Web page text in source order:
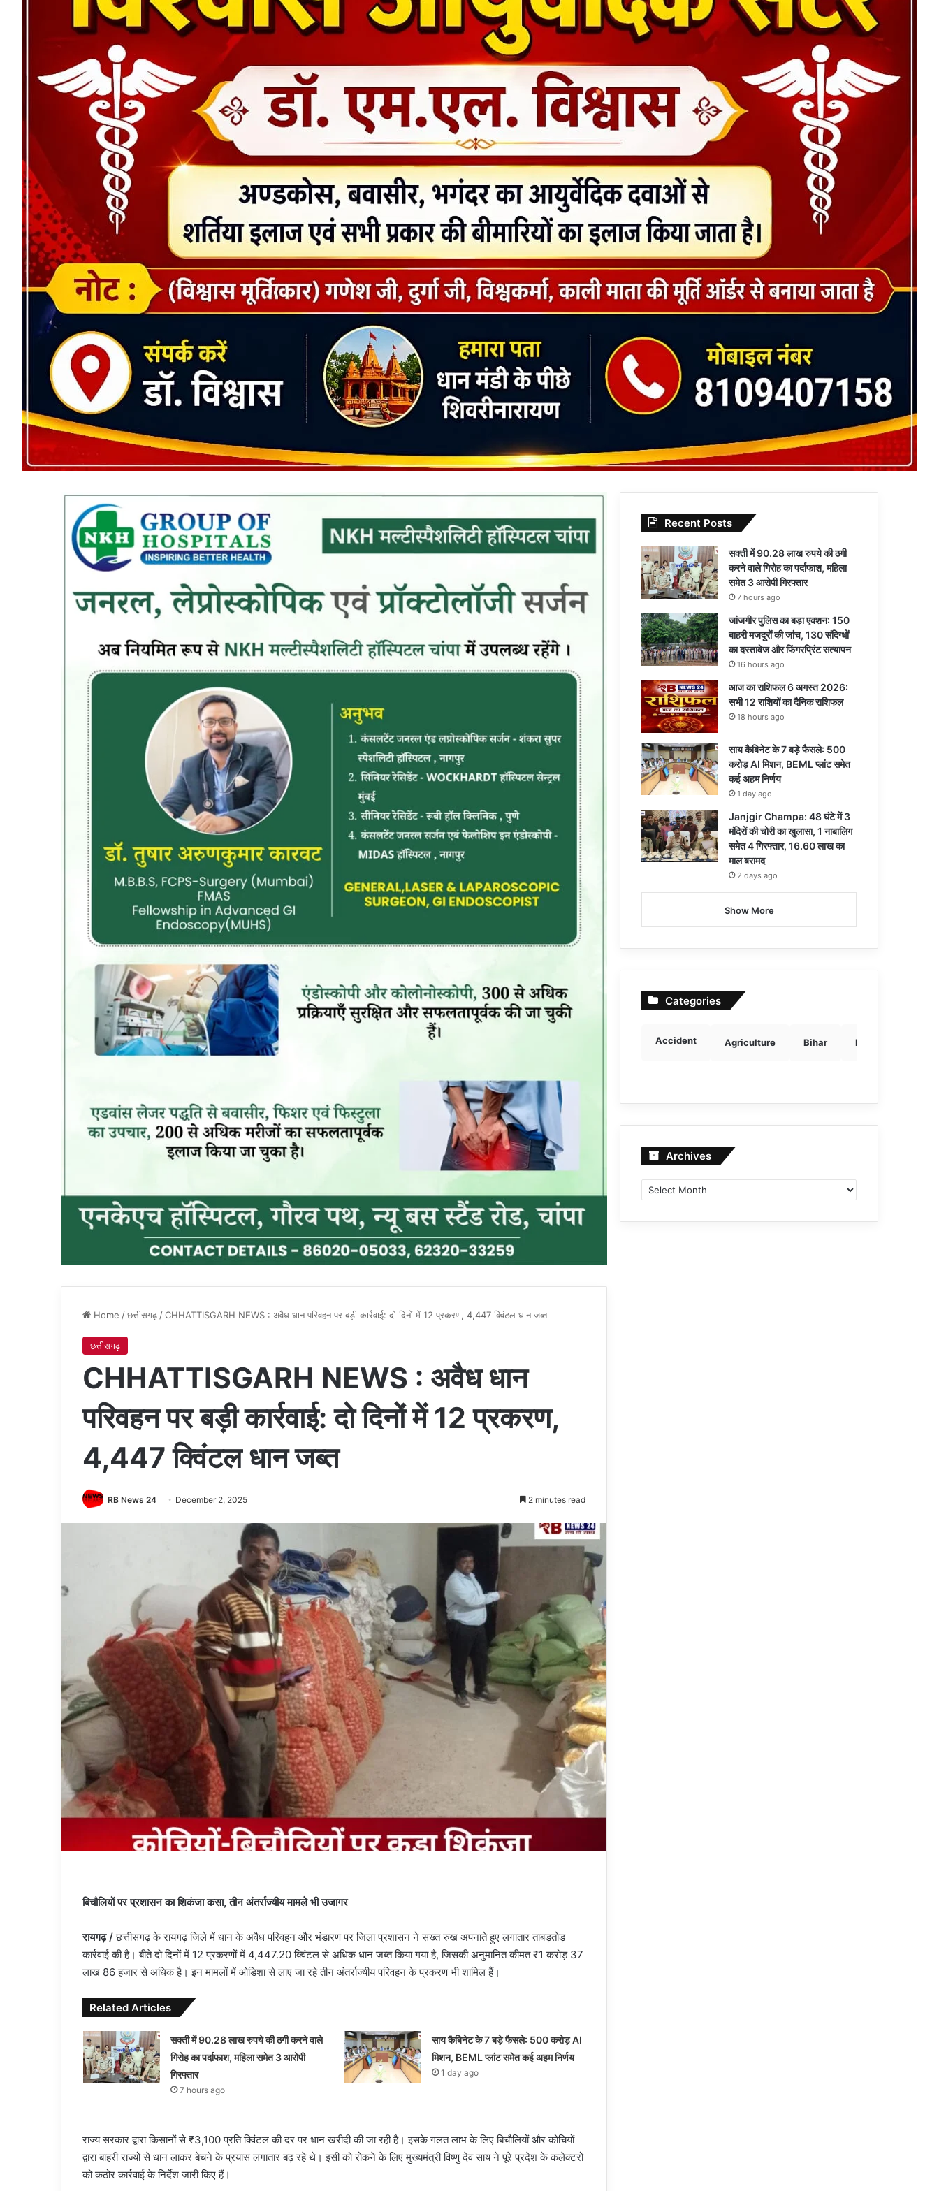
Home /छत्तीसगढ़ /CHHATTISGARH NEWS : अवैध धान परिवहन पर बड़ी कार्रवाई: दो दिनों में 12 प्रकरण, 4,447 क्विंटल धान जब्त
छत्तीसगढ़
CHHATTISGARH NEWS : अवैध धान
परिवहन पर बड़ी कार्रवाई: दो दिनों में 12 प्रकरण,
4,447 क्विंटल धान जब्त
RB News 24 December 2, 2025 2 minutes read
बिचौलियों पर प्रशासन का शिकंजा कसा, तीन अंतर्राज्यीय मामले भी उजागर
रायगढ़ /छत्तीसगढ़ के रायगढ़ जिले में धान के अवैध परिवहन और भंडारण पर जिला प्रशासन ने सख्त रुख अपनाते हुए लगातार ताबड़तोड़
कार्रवाई की है। बीते दो दिनों में 12 प्रकरणों में 4,447.20 क्विंटल से अधिक धान जब्त किया गया है, जिसकी अनुमानित कीमत ₹1 करोड़ 37
लाख 86 हजार से अधिक है। इन मामलों में ओडिशा से लाए जा रहे तीन अंतर्राज्यीय परिवहन के प्रकरण भी शामिल हैं।
Related Articles
सक्ती में 90.28 लाख रुपये की ठगी करने वाले
गिरोह का पर्दाफाश, महिला समेत 3 आरोपी
गिरफ्तार
7 hours ago
साय कैबिनेट के 7 बड़े फैसले: 500 करोड़ AI
मिशन, BEML प्लांट समेत कई अहम निर्णय
1 day ago
राज्य सरकार द्वारा किसानों से ₹3,100 प्रति क्विंटल की दर पर धान खरीदी की जा रही है। इसके गलत लाभ के लिए बिचौलियों और कोचियों
द्वारा बाहरी राज्यों से धान लाकर बेचने के प्रयास लगातार बढ़ रहे थे। इसी को रोकने के लिए मुख्यमंत्री विष्णु देव साय ने पूरे प्रदेश के कलेक्टरों
को कठोर कार्रवाई के निर्देश जारी किए हैं।
Recent Posts
सक्ती में 90.28 लाख रुपये की ठगी
करने वाले गिरोह का पर्दाफाश, महिला
समेत 3 आरोपी गिरफ्तार
7 hours ago
जांजगीर पुलिस का बड़ा एक्शन: 150
बाहरी मजदूरों की जांच, 130 संदिग्धों
का दस्तावेज और फिंगरप्रिंट सत्यापन
16 hours ago
आज का राशिफल 6 अगस्त 2026:
सभी 12 राशियों का दैनिक राशिफल
18 hours ago
साय कैबिनेट के 7 बड़े फैसले: 500
करोड़ AI मिशन, BEML प्लांट समेत
कई अहम निर्णय
1 day ago
Janjgir Champa: 48 घंटे में 3
मंदिरों की चोरी का खुलासा, 1 नाबालिग
समेत 4 गिरफ्तार, 16.60 लाख का
माल बरामद
2 days ago
Show More
Categories
Accident Agriculture Bihar Breaking news
Archives Archives